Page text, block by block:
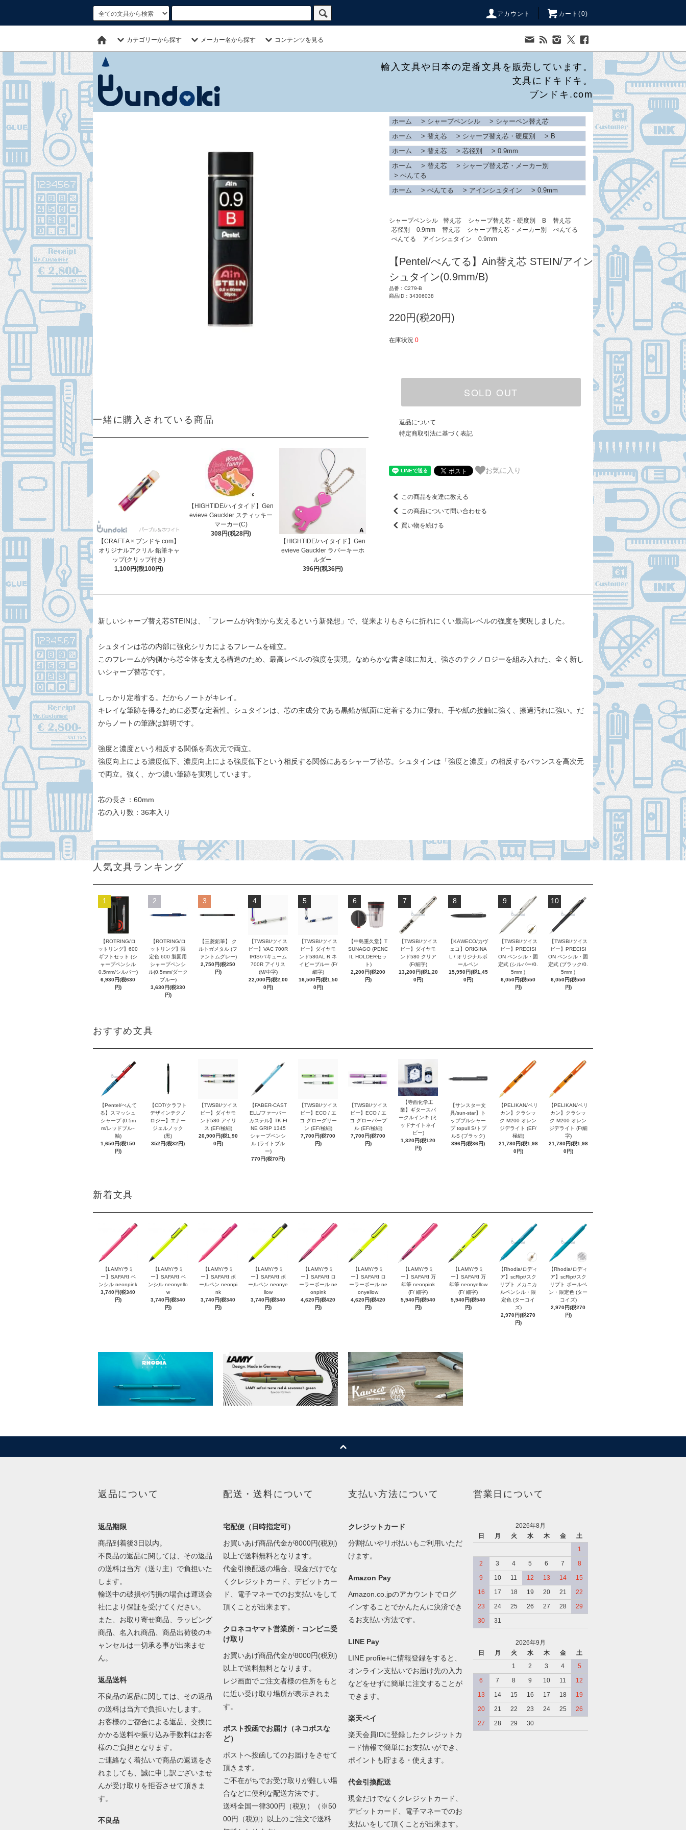
アカウント カート(0)
カテゴリーから探す メーカー名から探す コンテンツを見る
輸入文具や日本の定番文具を販売しています。
文具にドキドキ。
ブンドキ.com
一緒に購入されている商品
【CRAFT A × ブンドキ.com】
オリジナルアクリル 鉛筆キャ
ップ(クリップ付き)
1,100円(税100円)
【HIGHTIDE/ハイタイド】Gen
evieve Gauckler スティッキー
マーカー(C)
308円(税28円)
【HIGHTIDE/ハイタイド】Gen
evieve Gauckler ラバーキーホ
ルダー
396円(税36円)
ホーム > シャープペンシル > シャーペン替え芯
ホーム
> 替え芯 > シャープ替え芯・硬度別 > B
ホーム
> 替え芯 > 芯径別 > 0.9mm
ホーム
> 替え芯 > シャープ替え芯・メーカー別
> ぺんてる
ホーム
> ぺんてる > アインシュタイン > 0.9mm
シャープペンシル 替え芯 シャープ替え芯・硬度別 B
替え芯
芯径別
0.9mm 替え芯 シャープ替え芯・メーカー別
ぺんてる
ぺんてる
アインシュタイン 0.9mm
【Pentel/ぺんてる】Ain替え芯 STEIN/アイン
シュタイン(0.9mm/B)
品番：C279-B
商品ID：34306038
220円(税20円)
在庫状況 0
SOLD OUT
返品について
特定商取引法に基づく表記
お気に入り
この商品を友達に教える
この商品について問い合わせる
買い物を続ける
新しいシャープ替え芯STEINは、「フレームが内側から支えるという新発想」で、従来よりもさらに折れにくい最高レベルの強度を実現しました。
シュタインは芯の内部に強化シリカによるフレームを確立。
このフレームが内側から芯全体を支える構造のため、最高レベルの強度を実現。なめらかな書き味に加え、強さのテクノロジーを組み入れた、全く新し
いシャープ替芯です。
しっかり定着する。だからノートがキレイ。
キレイな筆跡を得るために必要な定着性。シュタインは、芯の主成分である黒鉛が紙面に定着する力に優れ、手や紙の接触に強く、擦過汚れに強い。だ
からノートの筆跡は鮮明です。
強度と濃度という相反する関係を高次元で両立。
強度向上による濃度低下、濃度向上による強度低下という相反する関係にあるシャープ替芯。シュタインは「強度と濃度」の相反するバランスを高次元
で両立。強く、かつ濃い筆跡を実現しています。
芯の長さ：60mm
芯の入り数：36本入り
人気文具ランキング
1
【ROTRING/ロ
ットリング】600
ギフトセット (シ
ャープペンシル
0.5mm/シルバー)
6,930円(税630
円)
2
【ROTRING/ロ
ットリング】限
定色 600 製図用
シャープペンシ
ル(0.5mm/ダーク
ブルー)
3,630円(税330
円)
3
【三菱鉛筆】 ク
ルトガメタル (フ
ァントムグレー)
2,750円(税250
円)
4
【TWSBI/ツイス
ビー】VAC 700R
IRIS/バキューム
700R アイリス
(M/中字)
22,000円(税2,00
0円)
5
【TWSBI/ツイス
ビー】ダイヤモ
ンド580AL R ネ
イビーブルー (F/
細字)
16,500円(税1,50
0円)
6
【中島重久堂】T
SUNAGO (PENC
IL HOLDERセッ
ト)
2,200円(税200
円)
7
【TWSBI/ツイス
ビー】ダイヤモ
ンド580 クリア
(F/細字)
13,200円(税1,20
0円)
8
【KAWECO/カヴ
ェコ】ORIGINA
L / オリジナルボ
ールペン
15,950円(税1,45
0円)
9
【TWSBI/ツイス
ビー】PRECISI
ON ペンシル・固
定式 (シルバー/0.
5mm )
6,050円(税550
円)
10
【TWSBI/ツイス
ビー】PRECISI
ON ペンシル・固
定式 (ブラック/0.
5mm )
6,050円(税550
円)
おすすめ文具
【Pentel/ぺんて
る】スマッシュ
シャープ (0.5m
m/レッドブルｰ
軸)
1,650円(税150
円)
【CDT/クラフト
デザインテクノ
ロジー】エナー
ジェルノック
(黒)
352円(税32円)
【TWSBI/ツイス
ビー】ダイヤモ
ンド580 アイリ
ス (EF/極細)
20,900円(税1,90
0円)
【FABER-CAST
ELL/ファーバー
カステル】TK-FI
NE GRIP 1345
シャープペンシ
ル (ライトブル
ー)
770円(税70円)
【TWSBI/ツイス
ビー】ECO / エ
コ グローグリー
ン (EF/極細)
7,700円(税700
円)
【TWSBI/ツイス
ビー】ECO / エ
コ グローパープ
ル (EF/極細)
7,700円(税700
円)
【寺西化学工
業】ギタースパ
ークルインキ (ミ
ッドナイトネイ
ビー)
1,320円(税120
円)
【サンスター文
具/sun-star】ト
ッププルシャー
プ topull S/トプ
ルS (ブラック)
396円(税36円)
【PELIKAN/ペリ
カン】クラシッ
ク M200 オレン
ジデライト (EF/
極細)
21,780円(税1,98
0円)
【PELIKAN/ペリ
カン】クラシッ
ク M200 オレン
ジデライト (F/細
字)
21,780円(税1,98
0円)
新着文具
【LAMY/ラミ
ー】SAFARI ペ
ンシル neonpink
3,740円(税340
円)
【LAMY/ラミ
ー】SAFARI ペ
ンシル neonyello
w
3,740円(税340
円)
【LAMY/ラミ
ー】SAFARI ボ
ールペン neonpi
nk
3,740円(税340
円)
【LAMY/ラミ
ー】SAFARI ボ
ールペン neonye
llow
3,740円(税340
円)
【LAMY/ラミ
ー】SAFARI ロ
ーラーボール ne
onpink
4,620円(税420
円)
【LAMY/ラミ
ー】SAFARI ロ
ーラーボール ne
onyellow
4,620円(税420
円)
【LAMY/ラミ
ー】SAFARI 万
年筆 neonpink
(F/ 細字)
5,940円(税540
円)
【LAMY/ラミ
ー】SAFARI 万
年筆 neonyellow
(F/ 細字)
5,940円(税540
円)
【Rhodia/ロディ
ア】scRipt/スク
リプト メカニカ
ルペンシル・限
定色 (ターコイ
ズ)
2,970円(税270
円)
【Rhodia/ロディ
ア】scRipt/スク
リプト ボールペ
ン・限定色 (ター
コイズ)
2,970円(税270
円)
返品について
返品期限
商品到着後3日以内。
不良品の返品に関しては、その返品
の送料は当方（送り主）で負担いた
します。
輸送中の破損や汚損の場合は運送会
社により保証を受けてください。
また、お取り寄せ商品、ラッピング
商品、名入れ商品、商品出荷後のキ
ャンセルは一切承る事が出来ませ
ん。
返品送料
不良品の返品に関しては、その返品
の送料は当方で負担いたします。
お客様のご都合による返品、交換に
かかる送料や振り込み手数料はお客
様のご負担となります。
ご連絡なく着払いで商品の返送をさ
れましても、誠に申し訳ございませ
んが受け取りを拒否させて頂きま
す。
不良品
配送・送料について
宅配便（日時指定可）
お買いあげ商品代金が8000円(税別)
以上で送料無料となります。
代金引換配送の場合、現金だけでな
くクレジットカード、デビットカー
ド、電子マネーでのお支払いをして
頂くことが出来ます。
クロネコヤマト営業所・コンビニ受
け取り
お買いあげ商品代金が8000円(税別)
以上で送料無料となります。
レジ画面でご注文者様の住所をもと
に近い受け取り場所が表示されま
す。
ポスト投函でお届け（ネコポスな
ど）
ポストへ投函してのお届けをさせて
頂きます。
ご不在がちでお受け取りが難しい場
合などに便利な配送方法です。
送料全国一律300円（税別）（※50
00円（税別）以上のご注文で送料
支払い方法について
クレジットカード
分割払いやリボ払いもご利用いただ
けます。
Amazon Pay
Amazon.co.jpのアカウントでログ
インすることでかんたんに決済でき
るお支払い方法です。
LINE Pay
LINE profile+に情報登録をすると、
オンライン支払いでお届け先の入力
などをせずに簡単に注文することが
できます。
楽天ペイ
楽天会員IDに登録したクレジットカ
ード情報で簡単にお支払いができ、
ポイントも貯まる・使えます。
代金引換配送
現金だけでなくクレジットカード、
デビットカード、電子マネーでのお
支払いをして頂くことが出来ます。
営業日について
2026年8月
日
月 火 水 木 金
土
1
2
3 4 5 6 7
8
9
10 11 12 13 14
15
16
17 18 19 20 21
22
23
24 25 26 27 28
29
30
31
2026年9月
日
月 火 水 木 金
土
1
2 3 4
5
6
7 8 9 10 11
12
13
14 15 16 17 18
19
20
21 22 23 24 25
26
27
28 29 30